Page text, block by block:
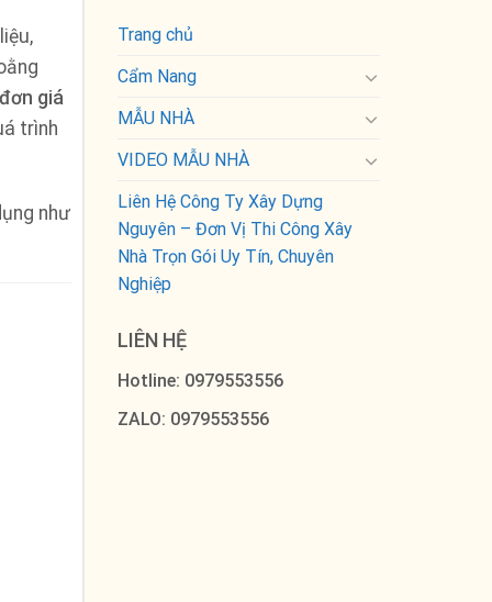
đơn giá
trình
như
Trang chủ
Cẩm Nang
MẪU NHÀ
VIDEO MẪU NHÀ
Liên Hệ Công Ty Xây Dựng
Nguyên – Đơn Vị Thi Công Xây
Nhà Trọn Gói Uy Tín, Chuyên
Nghiệp
LIÊN HỆ
Hotline: 0979553556
ZALO: 0979553556